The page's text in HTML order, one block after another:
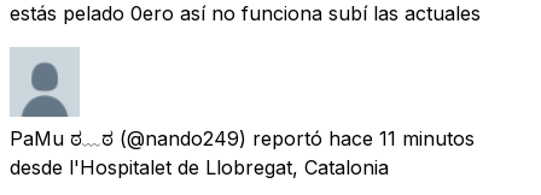
estás pelado 0ero así no funciona subí las actuales
PaMu ಠ﹏ಠ (@nando249) reportó hace 11 minutos
desde l'Hospitalet de Llobregat, Catalonia